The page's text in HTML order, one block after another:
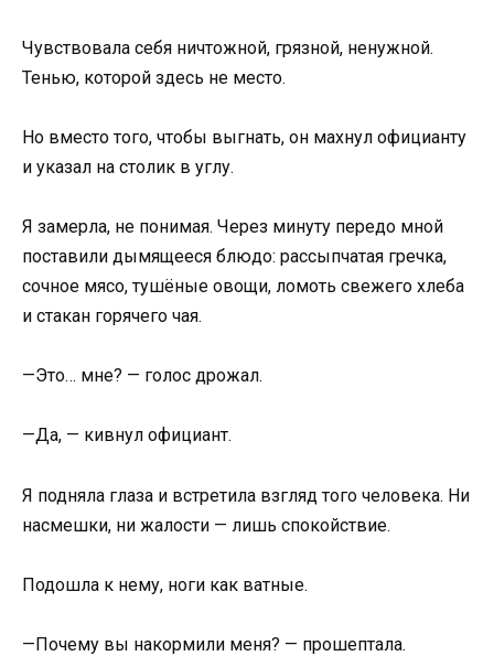
Чувствовала себя ничтожной, грязной, ненужной.
Тенью, которой здесь не место.
Но вместо того, чтобы выгнать, он махнул официанту
и указал на столик в углу.
Я замерла, не понимая. Через минуту передо мной
поставили дымящееся блюдо: рассыпчатая гречка,
сочное мясо, тушёные овощи, ломоть свежего хлеба
и стакан горячего чая.
—Это… мне? — голос дрожал.
—Да, — кивнул официант.
Я подняла глаза и встретила взгляд того человека. Ни
насмешки, ни жалости — лишь спокойствие.
Подошла к нему, ноги как ватные.
—Почему вы накормили меня? — прошептала.